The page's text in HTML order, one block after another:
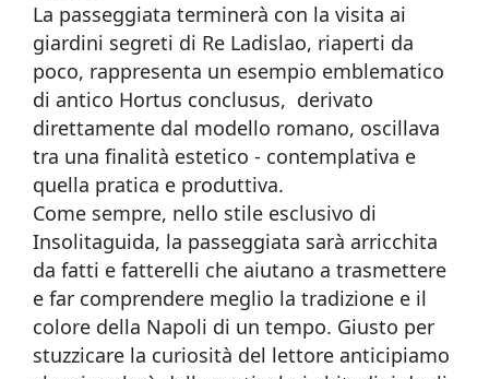
La passeggiata terminerà con la visita ai
giardini segreti di Re Ladislao, riaperti da
poco, rappresenta un esempio emblematico
di antico Hortus conclusus, derivato
direttamente dal modello romano, oscillava
tra una finalità estetico - contemplativa e
quella pratica e produttiva.
Come sempre, nello stile esclusivo di
Insolitaguida, la passeggiata sarà arricchita
da fatti e fatterelli che aiutano a trasmettere
e far comprendere meglio la tradizione e il
colore della Napoli di un tempo. Giusto per
stuzzicare la curiosità del lettore anticipiamo